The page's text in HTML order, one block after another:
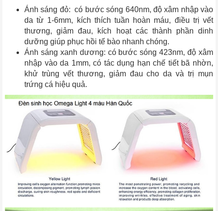
Ánh sáng đỏ: có bước sóng 640nm, độ xâm nhập vào
da từ 1-6mm, kích thích tuần hoàn máu, điều trị vết
thương, giảm đau, kích hoạt các thành phần dinh
dưỡng giúp phục hồi tế bào nhanh chóng.
Ánh sáng xanh dương: có bước sóng 423nm, độ xâm
nhập vào da 1mm, có tác dụng hạn chế tiết bã nhờn,
khử trùng vết thương, giảm đau cho da và trị mụn
trứng cá hiệu quả.